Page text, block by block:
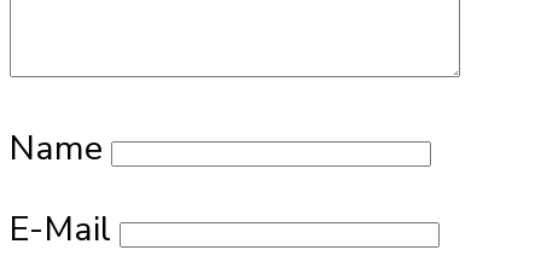
Name
E-Mail